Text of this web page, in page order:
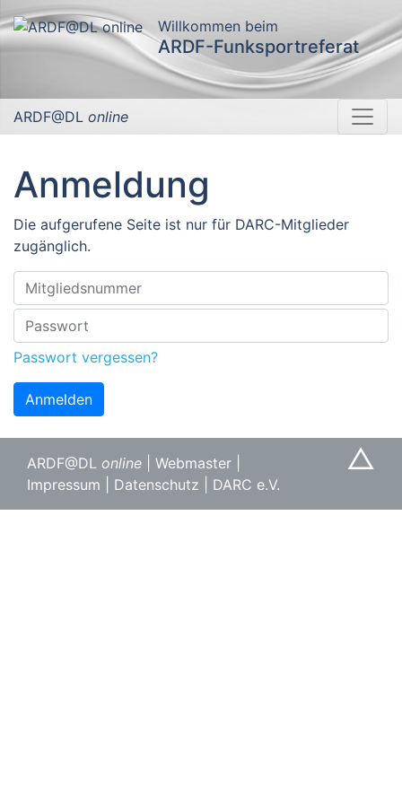
Willkommen beim
ARDF-Funksportreferat
ARDF@DL online
Anmeldung
Die aufgerufene Seite ist nur für DARC-Mitglieder
zugänglich.
Passwort vergessen?
Anmelden
△
ARDF@DL online Webmaster
Impressum
Datenschutz DARC e.V.